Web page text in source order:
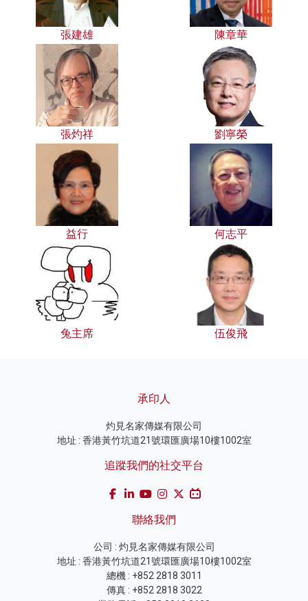
張建雄 陳章華
張灼祥 劉寧榮
益行 何志平
兔主席 伍俊飛
承印人
灼見名家傳媒有限公司
地址 : 香港黃竹坑道21號環匯廣場10樓1002室
追蹤我們的社交平台
聯絡我們
公司 : 灼見名家傳媒有限公司
地址 : 香港黃竹坑道21號環匯廣場10樓1002室
總機 : +852 2818 3011
傳真 : +852 2818 3022